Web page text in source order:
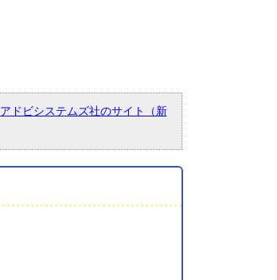
アドビシステムズ社のサイト（新